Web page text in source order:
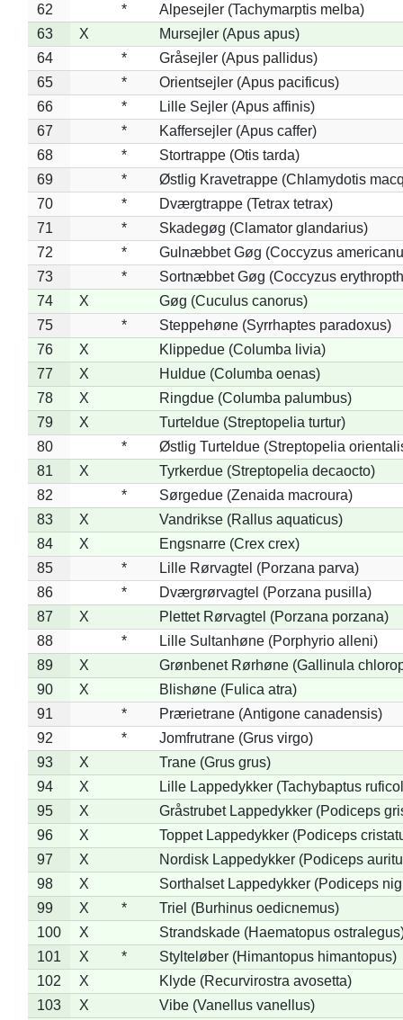
62
*
Alpesejler (Tachymarptis melba)
63
X
Mursejler (Apus apus)
64
*
Gråsejler (Apus pallidus)
65
*
Orientsejler (Apus pacificus)
66
*
Lille Sejler (Apus affinis)
67
*
Kaffersejler (Apus caffer)
68
*
Stortrappe (Otis tarda)
69
*
Østlig Kravetrappe (Chlamydotis
70
*
Dværgtrappe (Tetrax tetrax)
71
*
Skadegøg (Clamator glandarius)
72
*
Gulnæbbet Gøg (Coccyzus
73
*
Sortnæbbet Gøg (Coccyzus
74
X
Gøg (Cuculus canorus)
75
*
Steppehøne (Syrrhaptes paradoxus)
76
X
Klippedue (Columba livia)
77
X
Huldue (Columba oenas)
78
X
Ringdue (Columba palumbus)
79
X
Turteldue (Streptopelia turtur)
80
*
Østlig Turteldue (Streptopelia
81
X
Tyrkerdue (Streptopelia decaocto)
82
*
Sørgedue (Zenaida macroura)
83
X
Vandrikse (Rallus aquaticus)
84
X
Engsnarre (Crex crex)
85
*
Lille Rørvagtel (Porzana parva)
86
*
Dværgrørvagtel (Porzana pusilla)
87
X
Plettet Rørvagtel (Porzana porzana)
88
*
Lille Sultanhøne (Porphyrio alleni)
89
X
Grønbenet Rørhøne (Gallinula
90
X
Blishøne (Fulica atra)
91
*
Prærietrane (Antigone canadensis)
92
*
Jomfrutrane (Grus virgo)
93
X
Trane (Grus grus)
94
X
Lille Lappedykker (Tachybaptus
95
X
Gråstrubet Lappedykker (Podiceps
96
X
Toppet Lappedykker (Podiceps
97
X
Nordisk Lappedykker (Podiceps
98
X
Sorthalset Lappedykker (Podiceps
99
X *
Triel (Burhinus oedicnemus)
100
X
Strandskade (Haematopus
101
X *
Stylteløber (Himantopus himantopus)
102
X
Klyde (Recurvirostra avosetta)
103
X Vibe (Vanellus vanellus)